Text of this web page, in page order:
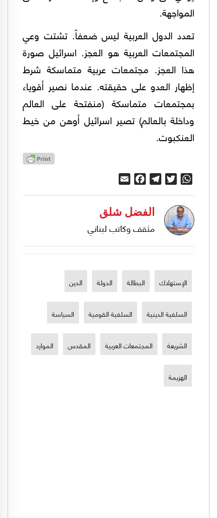
المواجهة.
تعدد الدول العربية ليس ضعفاً. تشتت وعي
المجتمعات العربية هو العجز. اسرائيل صورة
هذا العجز. مجتمعات عربية متماسكة شرط
إظهار العدو على حقيقته. عندما نصير أقوياء
بمجتمعات متماسكة (منفتحة على العالم
وداخلة بالعالم) تصير اسرائيل أوهن من خيط
العنكبوت.
WhatsApp
Twitter
Telegram
Facebook
الفضل شلق
مثقف وكاتب لبناني
الإستهلاك البطالة الدولة الدين
السلفية الدينية السلفية القومية السياسة
الشريعة المجتمعات العربية المقدس الموارد
الهزيمة